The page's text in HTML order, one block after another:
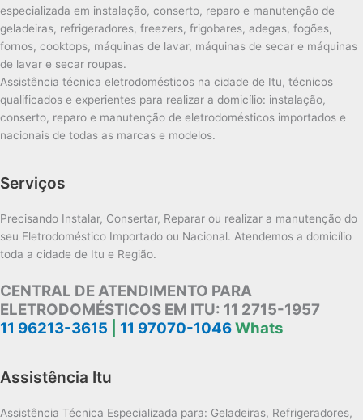
especializada em instalação, conserto, reparo e manutenção de
geladeiras, refrigeradores, freezers, frigobares, adegas, fogões,
fornos, cooktops, máquinas de lavar, máquinas de secar e máquinas
de lavar e secar roupas.
Assistência técnica eletrodomésticos na cidade de Itu, técnicos
qualificados e experientes para realizar a domicílio: instalação,
conserto, reparo e manutenção de eletrodomésticos importados e
nacionais de todas as marcas e modelos.
Serviços
Precisando Instalar, Consertar, Reparar ou realizar a manutenção do
seu Eletrodoméstico Importado ou Nacional. Atendemos a domicílio
toda a cidade de Itu e Região.
CENTRAL DE ATENDIMENTO PARA
ELETRODOMÉSTICOS EM ITU: 11 2715-1957
11 96213-3615
11 97070-1046Whats
Assistência Itu
Assistência Técnica Especializada para: Geladeiras, Refrigeradores,